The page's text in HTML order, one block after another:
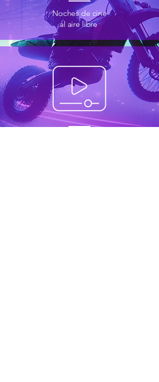
Noches de cine
al aire libre